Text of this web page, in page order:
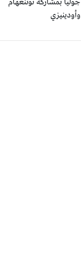
جوليا بمشاركة نوتنغهام
وأودينيزي